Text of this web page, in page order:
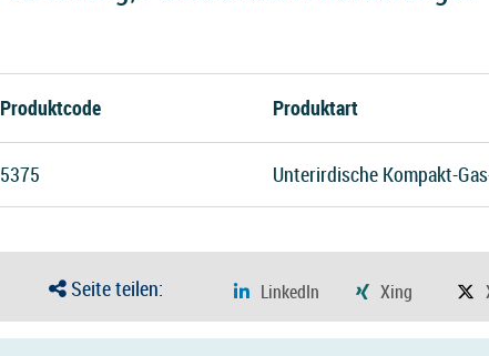
Produktcode Produktart
5375 Unterirdische Kompakt-
Seite teilen: